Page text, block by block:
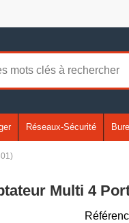
Réseaux-Sécurité
Multi 4